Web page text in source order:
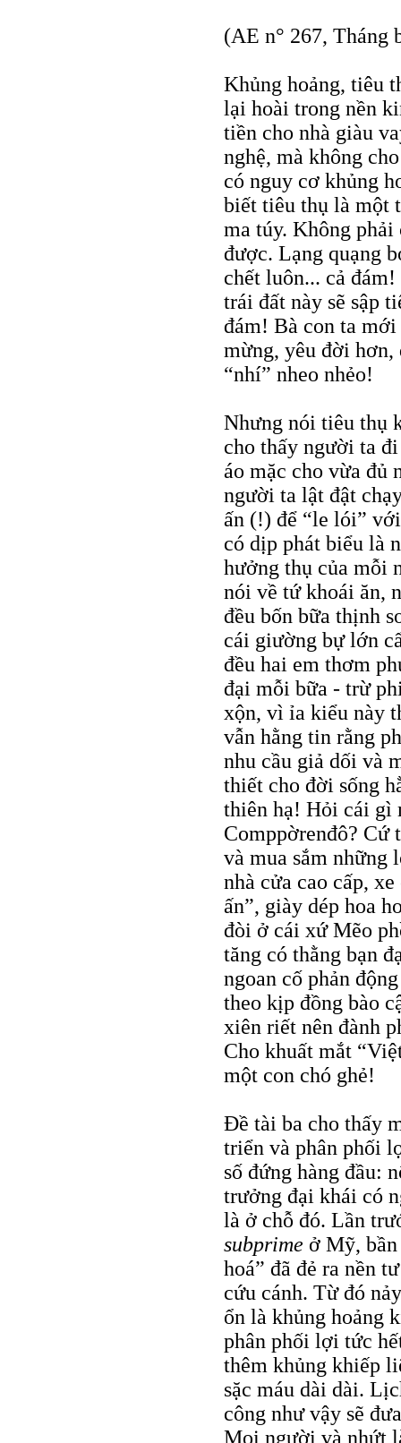
(AE n° 267, Tháng
Khủng hoảng, tiêu
lại hoài trong nền
tiền cho nhà giàu
nghệ, mà không
có nguy cơ khủng
biết tiêu thụ là một
ma túy. Không
được. Lạng quạng
chết luôn... cả
trái đất này sẽ sập
đám! Bà con ta
mừng, yêu đời
“nhí” nheo nhẻo!
Nhưng nói tiêu thụ
cho thấy người ta
áo mặc cho vừa đủ
người ta lật đật
ấn (!) để “le lói”
có dịp phát biểu là
hưởng thụ của mỗi
nói về tứ khoái ăn,
đều bốn bữa thịnh
cái giường bự lớn
đều hai em thơm
đại mỗi bữa - trừ
xộn, vì ỉa kiểu này
vẫn hằng tin rằng
nhu cầu giả dối và
thiết cho đời sống
thiên hạ! Hỏi cái gì
Comppờrenđô? Cứ
và mua sắm những
nhà cửa cao cấp,
ấn”, giày dép hoa
đòi ở cái xứ Mẽo
tăng có thằng bạn
ngoan cố phản
theo kịp đồng bào
xiên riết nên đành
Cho khuất mắt
một con chó ghẻ!
Đề tài ba cho thấy
triển và phân phối
số đứng hàng đầu:
trưởng đại khái có
là ở chỗ đó. Lần
subprime ở Mỹ,
hoá” đã đẻ ra nền
cứu cánh. Từ đó
ổn là khủng hoảng
phân phối lợi tức
thêm khủng khiếp
sặc máu dài dài.
công như vậy sẽ
Mọi người và nhứt